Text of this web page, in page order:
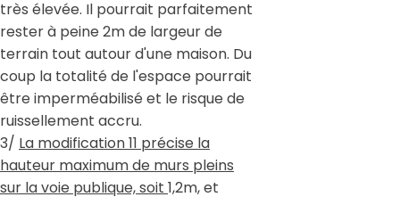
très élevée. Il pourrait parfaitement
rester à peine 2m de largeur de
terrain tout autour d'une maison. Du
coup la totalité de l'espace pourrait
être imperméabilisé et le risque de
ruissellement accru.
3/ La modification 11 précise la
hauteur maximum de murs pleins
sur la voie publique, soit 1,2m, et